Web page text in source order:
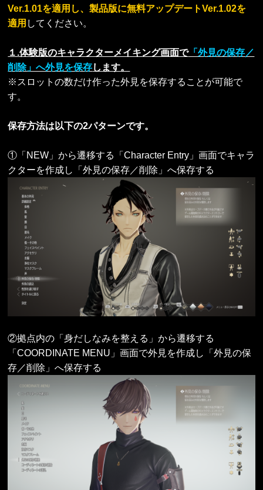
Ver.1.01を適用し、製品版に無料アップデートVer.1.02を
適用 してください。
１.体験版のキャラクターメイキング画面で「外見の保存／
削除」へ外見を保存します。
※スロットの数だけ作った外見を保存することが可能で
す。
保存方法は以下の2パターンです。
①「NEW」から遷移する「Character Entry」画面でキャラ
クターを作成し「外見の保存／削除」へ保存する
②拠点内の「身だしなみを整える」から遷移する
「COORDINATE MENU」画面で外見を作成し「外見の保
存／削除」へ保存する